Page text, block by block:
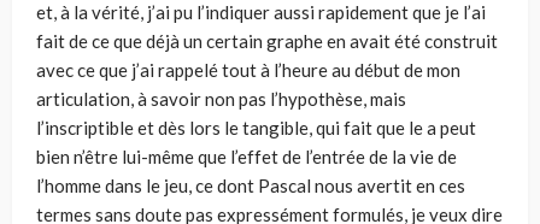
et, à la vérité, j’ai pu l’indiquer aussi rapidement que je l’ai
fait de ce que déjà un certain graphe en avait été construit
avec ce que j’ai rappelé tout à l’heure au début de mon
articulation, à savoir non pas l’hypothèse, mais
l’inscriptible et dès lors le tangible, qui fait que le a peut
bien n’être lui-même que l’effet de l’entrée de la vie de
l’homme dans le jeu, ce dont Pascal nous avertit en ces
termes sans doute pas expressément formulés, je veux dire